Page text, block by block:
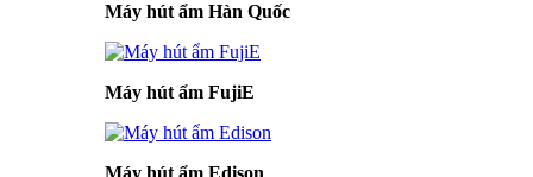
Máy hút ẩm Hàn Quốc
Máy hút ẩm FujiE
Máy hút ẩm Edison